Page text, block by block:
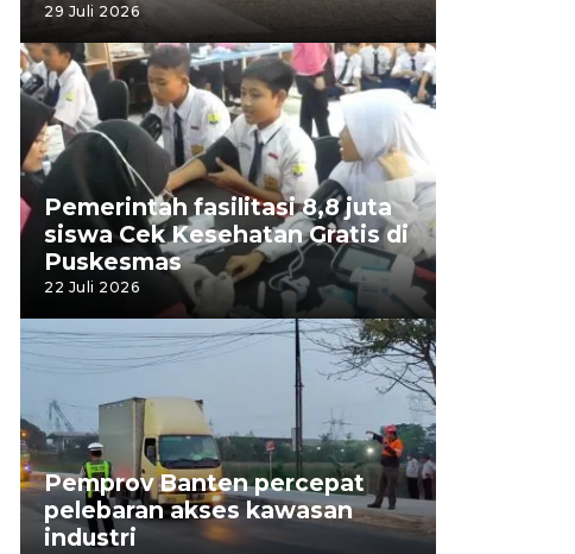
29 Juli 2026
Pemerintah fasilitasi 8,8 juta
siswa Cek Kesehatan Gratis di
Puskesmas
22 Juli 2026
Pemprov Banten percepat
pelebaran akses kawasan
industri